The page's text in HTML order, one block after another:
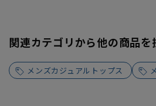
関連カテゴリから他の商品を
メンズカジュアルトップス